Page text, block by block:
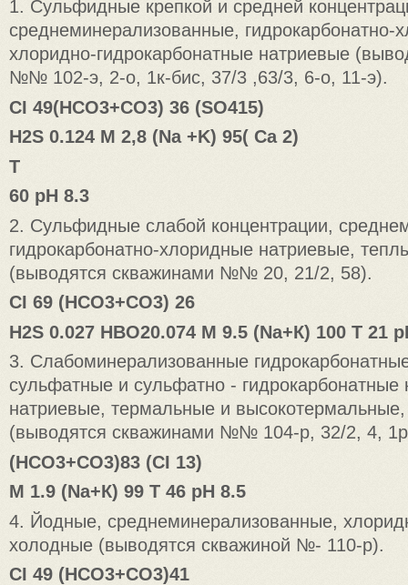
1. Сульфидные крепкой и средней
среднеминерализованные, гидрокарбонатно-
хлоридно-гидрокарбонатные натриевые
№№ 102-э, 2-о, 1к-бис, 37/3 ,63/3, 6-о, 11-э).
CI 49(HCO3+CO3) 36 (SO415)
H2S 0.124 M 2,8 (Na +K) 95( Ca 2)
Т
60 pH 8.3
2. Сульфидные слабой концентрации,
гидрокарбонатно-хлоридные натриевые,
(выводятся скважинами №№ 20, 21/2, 58).
CI 69 (HCO3+CO3) 26
H2S 0.027 НBO20.074 M 9.5 (Na+К) 100 Т 21
3. Слабоминерализованные
сульфатные и сульфатно - гидрокарбонатные
натриевые, термальные и
(выводятся скважинами №№ 104-р, 32/2, 4,
(HCO3+CO3)83 (CI 13)
M 1.9 (Na+К) 99 Т 46 pH 8.5
4. Йодные, среднеминерализованные,
холодные (выводятся скважиной №- 110-р).
CI 49 (HCO3+CO3)41